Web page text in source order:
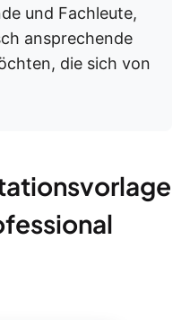
und Fachleute,
ansprechende
die sich von